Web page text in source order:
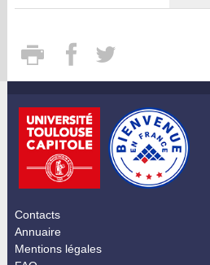
Contacts
Annuaire
Mentions légales